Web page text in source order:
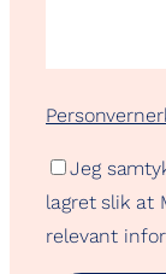
Jeg
lagret slik at
relevant